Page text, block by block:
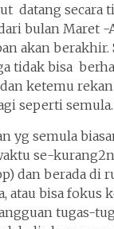
datang secara
bulan Maret -
akan berakhir.
tidak bisa
ketemu rekan
seperti semula.
yg semula
se-
dan berada di
atau bisa fokus
tugas-